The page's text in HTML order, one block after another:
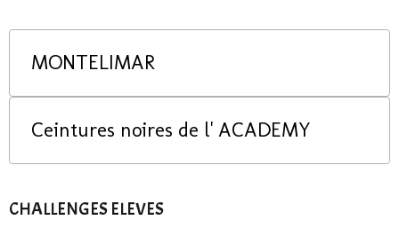
MONTELIMAR
Ceintures noires de l' ACADEMY
CHALLENGES ELEVES